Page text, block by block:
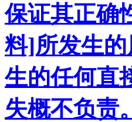
保证其正确
料]所发生
生的任何直
失概不负责